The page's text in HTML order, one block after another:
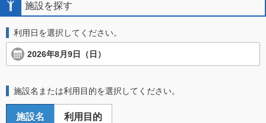
施設を探す
利用日を選択してください。
2026年8月9日（日）
施設名または利用目的を選択してください。
施設名 利用目的